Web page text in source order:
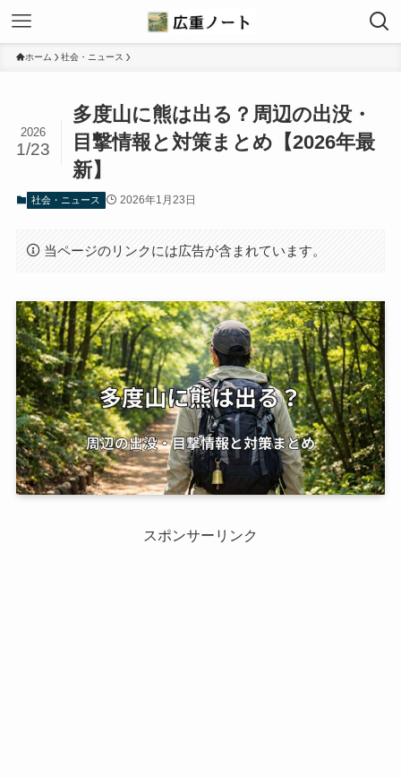
ホーム 社会・ニュース
多度山に熊は出る？周辺の出没・
目撃情報と対策まとめ【2026年最
新】
2026
1/23
社会・ニュース 2026年1月23日
当ページのリンクには広告が含まれています。
スポンサーリンク